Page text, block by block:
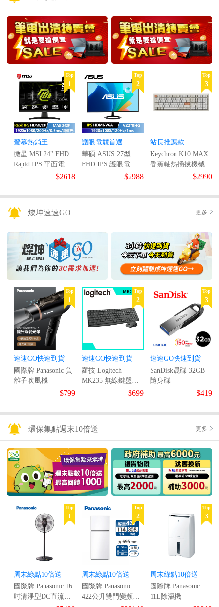
Top
1
螢幕熱銷王
微星 MSI 24" FHD
Rapid IPS 平面電競
$2618
Top
2
護眼電競首選
華碩 ASUS 27型
FHD IPS 護眼電競
$2988
Top
3
站長推薦款
Keychron K10 MAX
香蕉軸熱插拔機械鍵
$2990
燦坤速速GO 更多
Top
1
速速GO快速到貨
國際牌 Panasonic 負
離子吹風機
$799
Top
2
速速GO快速到貨
羅技 Logitech
MK235 無線鍵盤滑
$699
Top
3
速速GO快速到貨
SanDisk晟碟 32GB
隨身碟
$419
環保集點週末10倍送 更多
Top
1
周末綠點10倍送
國際牌 Panasonic 16
吋清淨型DC直流風
Top
2
周末綠點10倍送
國際牌 Panasonic
422公升雙門變頻冰
Top
3
周末綠點10倍送
國際牌 Panasonic
11L除濕機